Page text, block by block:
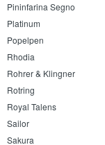
Pininfarina Segno
Platinum
Popelpen
Rhodia
Rohrer & Klingner
Rotring
Royal Talens
Sailor
Sakura